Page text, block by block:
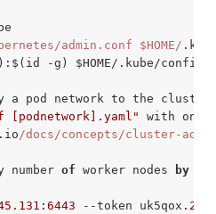
admin.conf $HOME/
-g) $HOME/.kube/config
a pod network to the
with one
/docs/concepts/cluster-
number of worker nodes by
.131 : 6443 --token uk5qox .2